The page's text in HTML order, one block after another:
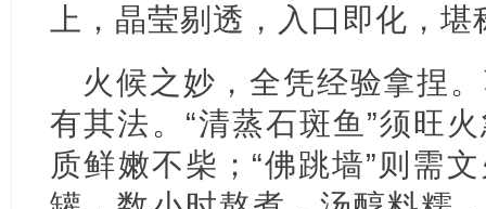
上，晶莹剔透，入口即化，
火候之妙，全凭经验拿捏
有其法。“清蒸石斑鱼”须旺
质鲜嫩不柴；“佛跳墙”则需